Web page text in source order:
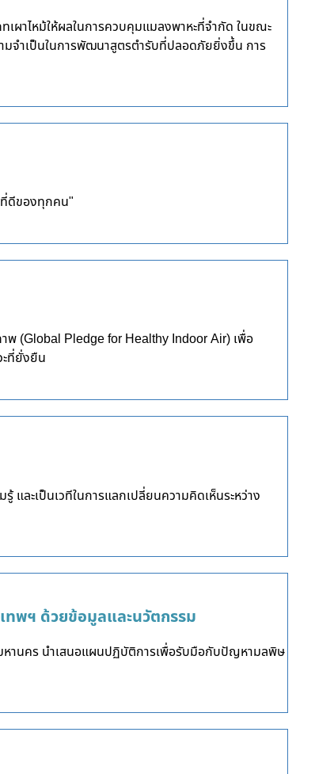
ผาไหม้ให้ผลในการควบคุมแมลงพาหะที่จำกัด ในขณะ
มจำเป็นในการพัฒนาสูตรตำรับที่ปลอดภัยยิ่งขึ้น การ
ที่ดีของทุกคน"
พ (Global Pledge for Healthy Indoor Air) เพื่อ
ที่ยั่งยืน
ละเป็นเวทีในการแลกเปลี่ยนความคิดเห็นระหว่าง
ทพฯ ด้วยข้อมูลและนวัตกรรม
หานคร นำเสนอแผนปฏิบัติการเพื่อรับมือกับปัญหามลพิษ